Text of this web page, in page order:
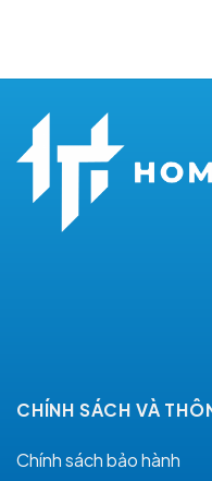
CHÍNH SÁCH VÀ
Chính sách bảo hành